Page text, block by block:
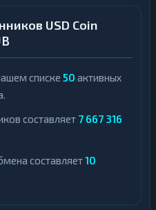
USD Coin
списке 50 активных
составляет 7 667 316
составляет10